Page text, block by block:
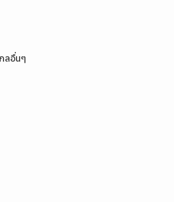
ลอื่นๆ